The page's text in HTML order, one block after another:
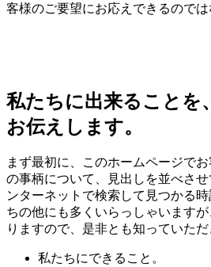
客様のご要望にお応えできるのでは
私たちに出来ることを、
お伝えします。
まず最初に、このホームページで
の事柄について、見出しを並べさ
ンターネットで検索して見つかる
ちの他にも多くいらっしゃいます
りますので、是非とも知っていただ
私たちにできること。